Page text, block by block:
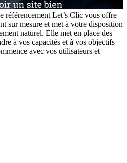
référencement Let’s Clic vous offre
sur mesure et met à votre disposition
naturel. Elle met en place des
à vos capacités et à vos objectifs
avec vos utilisateurs et